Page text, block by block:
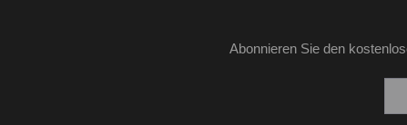
Abonnieren Sie den